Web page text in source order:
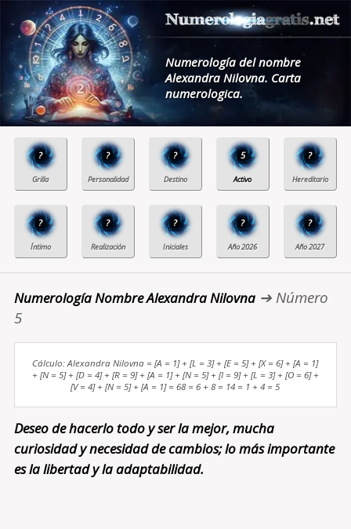
Numerología del nombre
Alexandra Nilovna. Carta
numerologica.
? ? ? 5 ?
? ? ? ? ?
Numerología Nombre Alexandra Nilovna➔ Número
5
Cálculo: Alexandra Nilovna = [A = 1] + [L = 3] + [E = 5] + [X = 6] + [A = 1]
+ [N = 5] + [D = 4] + [R = 9] + [A = 1] + [N = 5] + [I = 9] + [L = 3] + [O = 6] +
[V = 4] + [N = 5] + [A = 1] = 68 = 6 + 8 = 14 = 1 + 4 = 5
Deseo de hacerlo todo y ser la mejor, mucha
curiosidad y necesidad de cambios; lo más importante
es la libertad y la adaptabilidad.